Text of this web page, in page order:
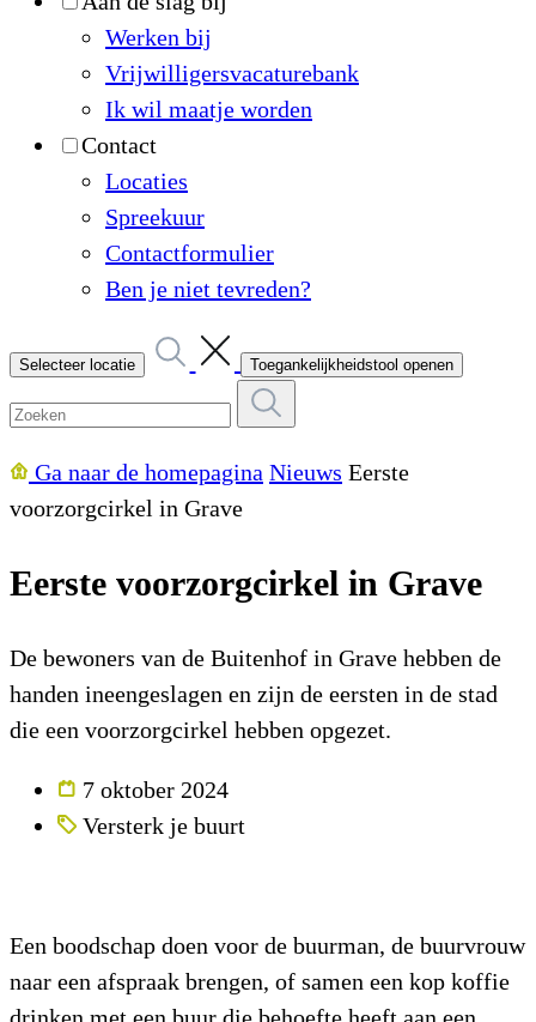
Werken bij
Vrijwilligersvacaturebank
Ik wil maatje worden
Contact
Locaties
Spreekuur
Contactformulier
Ben je niet tevreden?
Selecteer locatie Toegankelijkheidstool openen
Ga naar de homepagina Nieuws Eerste
voorzorgcirkel in Grave
Eerste voorzorgcirkel in Grave
De bewoners van de Buitenhof in Grave hebben de
handen ineengeslagen en zijn de eersten in de stad
die een voorzorgcirkel hebben opgezet.
7 oktober 2024
Versterk je buurt
Een boodschap doen voor de buurman, de buurvrouw
naar een afspraak brengen, of samen een kop koffie